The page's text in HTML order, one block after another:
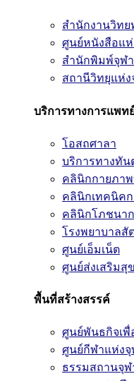
สำนักงานวิท
ศูนย์หนังสือแห่
สำนักพิมพ์จุฬ
สถานีวิทยุแห่ง
บริการทางการแพท
โอสถศาลา
บริการทางทัน
คลินิกกายภา
คลินิกเทคนิค
คลินิกโภชนา
โรงพยาบาลสั
ศูนย์เอ็มเน็ต
ศูนย์ส่งเสริมสุ
พื้นที่สร้างสรรค์
ศูนย์พันธกิจเพื่
ศูนย์กีฬาแห่ง
ธรรมสถานจุ